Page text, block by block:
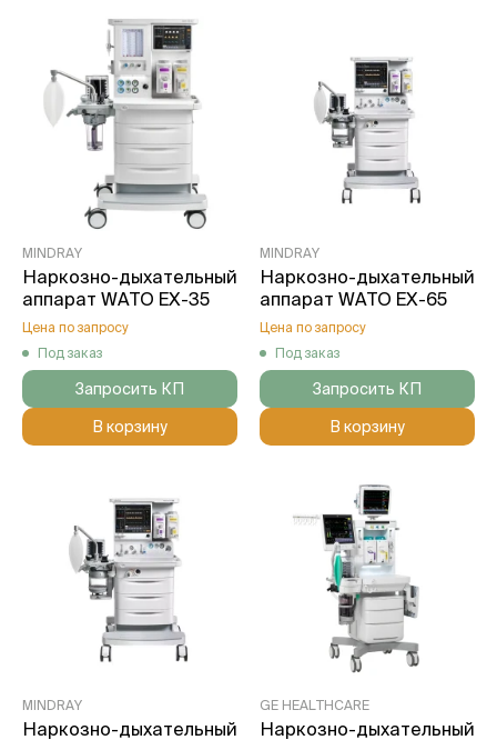
MINDRAY
Наркозно-дыхательный
аппарат WATO EX-35
Цена по запросу
Под заказ
Запросить КП
В корзину
MINDRAY
Наркозно-дыхательный
аппарат WATO EX-65
Цена по запросу
Под заказ
Запросить КП
В корзину
MINDRAY
Наркозно-дыхательный
GE HEALTHCARE
Наркозно-дыхательный